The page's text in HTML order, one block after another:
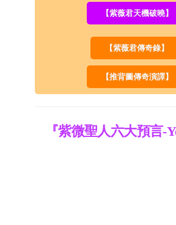
【紫薇君天機破曉】
【紫薇君傳奇錄】
【推背圖傳奇演譯】
『紫微聖人六大預言-